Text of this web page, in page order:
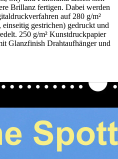
Brillanz fertigen. Dabei werden
auf 280 g/m²
gestrichen) gedruckt und
250 g/m² Kunstdruckpapier
Glanzfinish Drahtaufhänger und